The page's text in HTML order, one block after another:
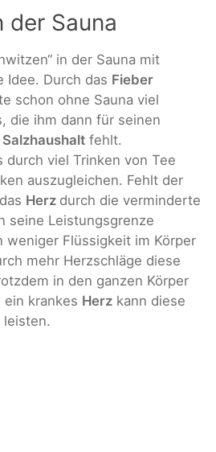
Sauna
in der Sauna mit
Idee. Durch das Fieber
schon ohne Sauna viel
die ihm dann für seinen
Salzhaushalt fehlt.
durch viel Trinken von Tee
auszugleichen. Fehlt der
Herz durch die verminderte
seine Leistungsgrenze
weniger Flüssigkeit im Körper
mehr Herzschläge diese
in den ganzen Körper
krankes Herz kann diese